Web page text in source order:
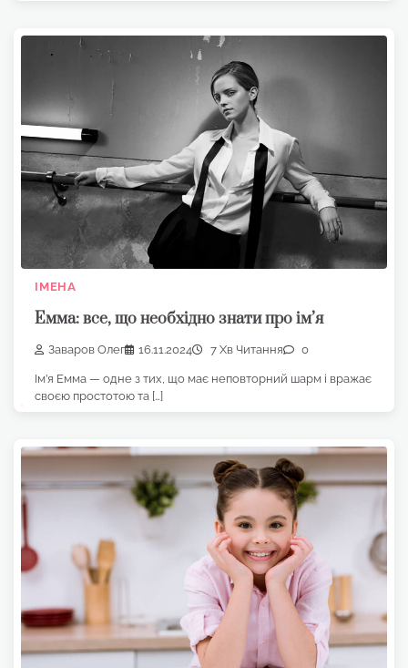
ІМЕНА
Емма: все, що необхідно знати про ім’я
Заваров Олег 16.11.2024 7 Хв Читання 0
Ім’я Емма — одне з тих, що має неповторний шарм і вражає
своєю простотою та […]